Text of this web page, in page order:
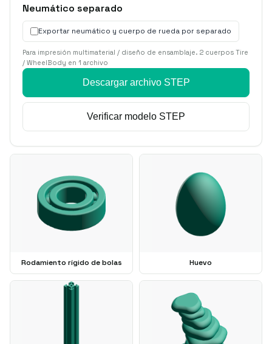
Neumático separado
Exportar neumático y cuerpo de rueda por separado
Para impresión multimaterial / diseño de ensamblaje. 2 cuerpos Tire
/ WheelBody en 1 archivo
Descargar archivo STEP
Verificar modelo STEP
Rodamiento rígido de bolas Huevo